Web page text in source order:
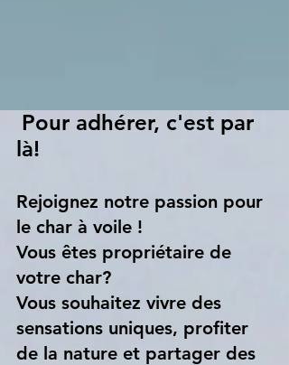
Pour adhérer, c'est par
là!
Rejoignez notre passion pour
le char à voile !
Vous êtes propriétaire de
votre char?
Vous souhaitez vivre des
sensations uniques, profiter
de la nature et partager des